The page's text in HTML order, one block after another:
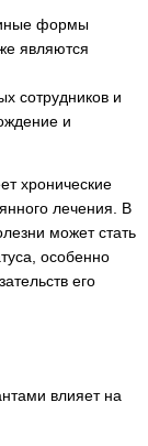
формы
являются
сотрудников и
и
хронические
лечения. В
может стать
особенно
его
влияет на